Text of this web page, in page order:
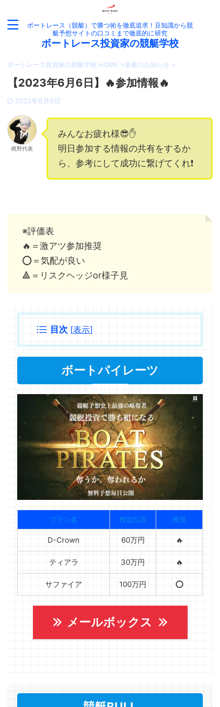
ボートレース（競艇）で勝つ術を徹底追求！豆知識から競
艇予想サイトの口コミまで徹底的に研究
ボートレース投資家の競艇学校
ボートレース投資家の競艇学校 HOME >新着のお知らせ >
【2023年6月6日】🔥参加情報🔥
2023年6月6日
梶野代表
みんなお疲れ様😎✋
明日参加する情報の共有をするか
ら、参考にして成功に繋げてくれ❗️
※評価表
🔥＝激アツ参加推奨
⭕️＝気配が良い
🔺＝リスクヘッジor様子見
目次 [表示]
ボートパイレーツ
プラン名 推定払戻 推奨
D-Crown 60万円 🔥
ティアラ 30万円 🔥
サファイア 100万円 ⭕️
メールボックス